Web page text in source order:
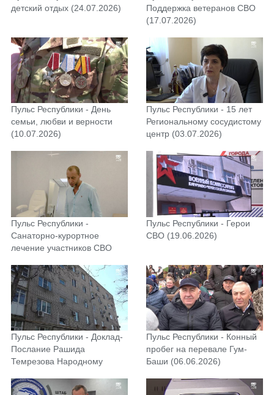
детский отдых (24.07.2026)
Поддержка ветеранов СВО
(17.07.2026)
Пульс Республики - День
семьи, любви и верности
(10.07.2026)
Пульс Республики - 15 лет
Региональному сосудистому
центр (03.07.2026)
Пульс Республики -
Санаторно-курортное
лечение участников СВО
Пульс Республики - Герои
СВО (19.06.2026)
Пульс Республики - Доклад-
Послание Рашида
Темрезова Народному
Пульс Республики - Конный
пробег на перевале Гум-
Баши (06.06.2026)